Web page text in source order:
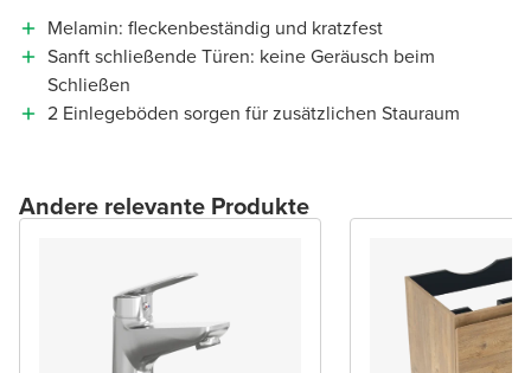
Melamin: fleckenbeständig und kratzfest
Sanft schließende Türen: keine Geräusch beim
Schließen
2 Einlegeböden sorgen für zusätzlichen Stauraum
Andere relevante Produkte